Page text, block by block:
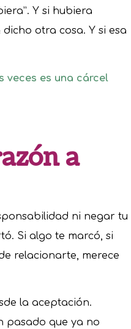
Y si hubiera
otra cosa. Y si esa
veces es una cárcel
a
ni negar tu
Si algo te marcó, si
relacionarte, merece
la aceptación.
pasado que ya no